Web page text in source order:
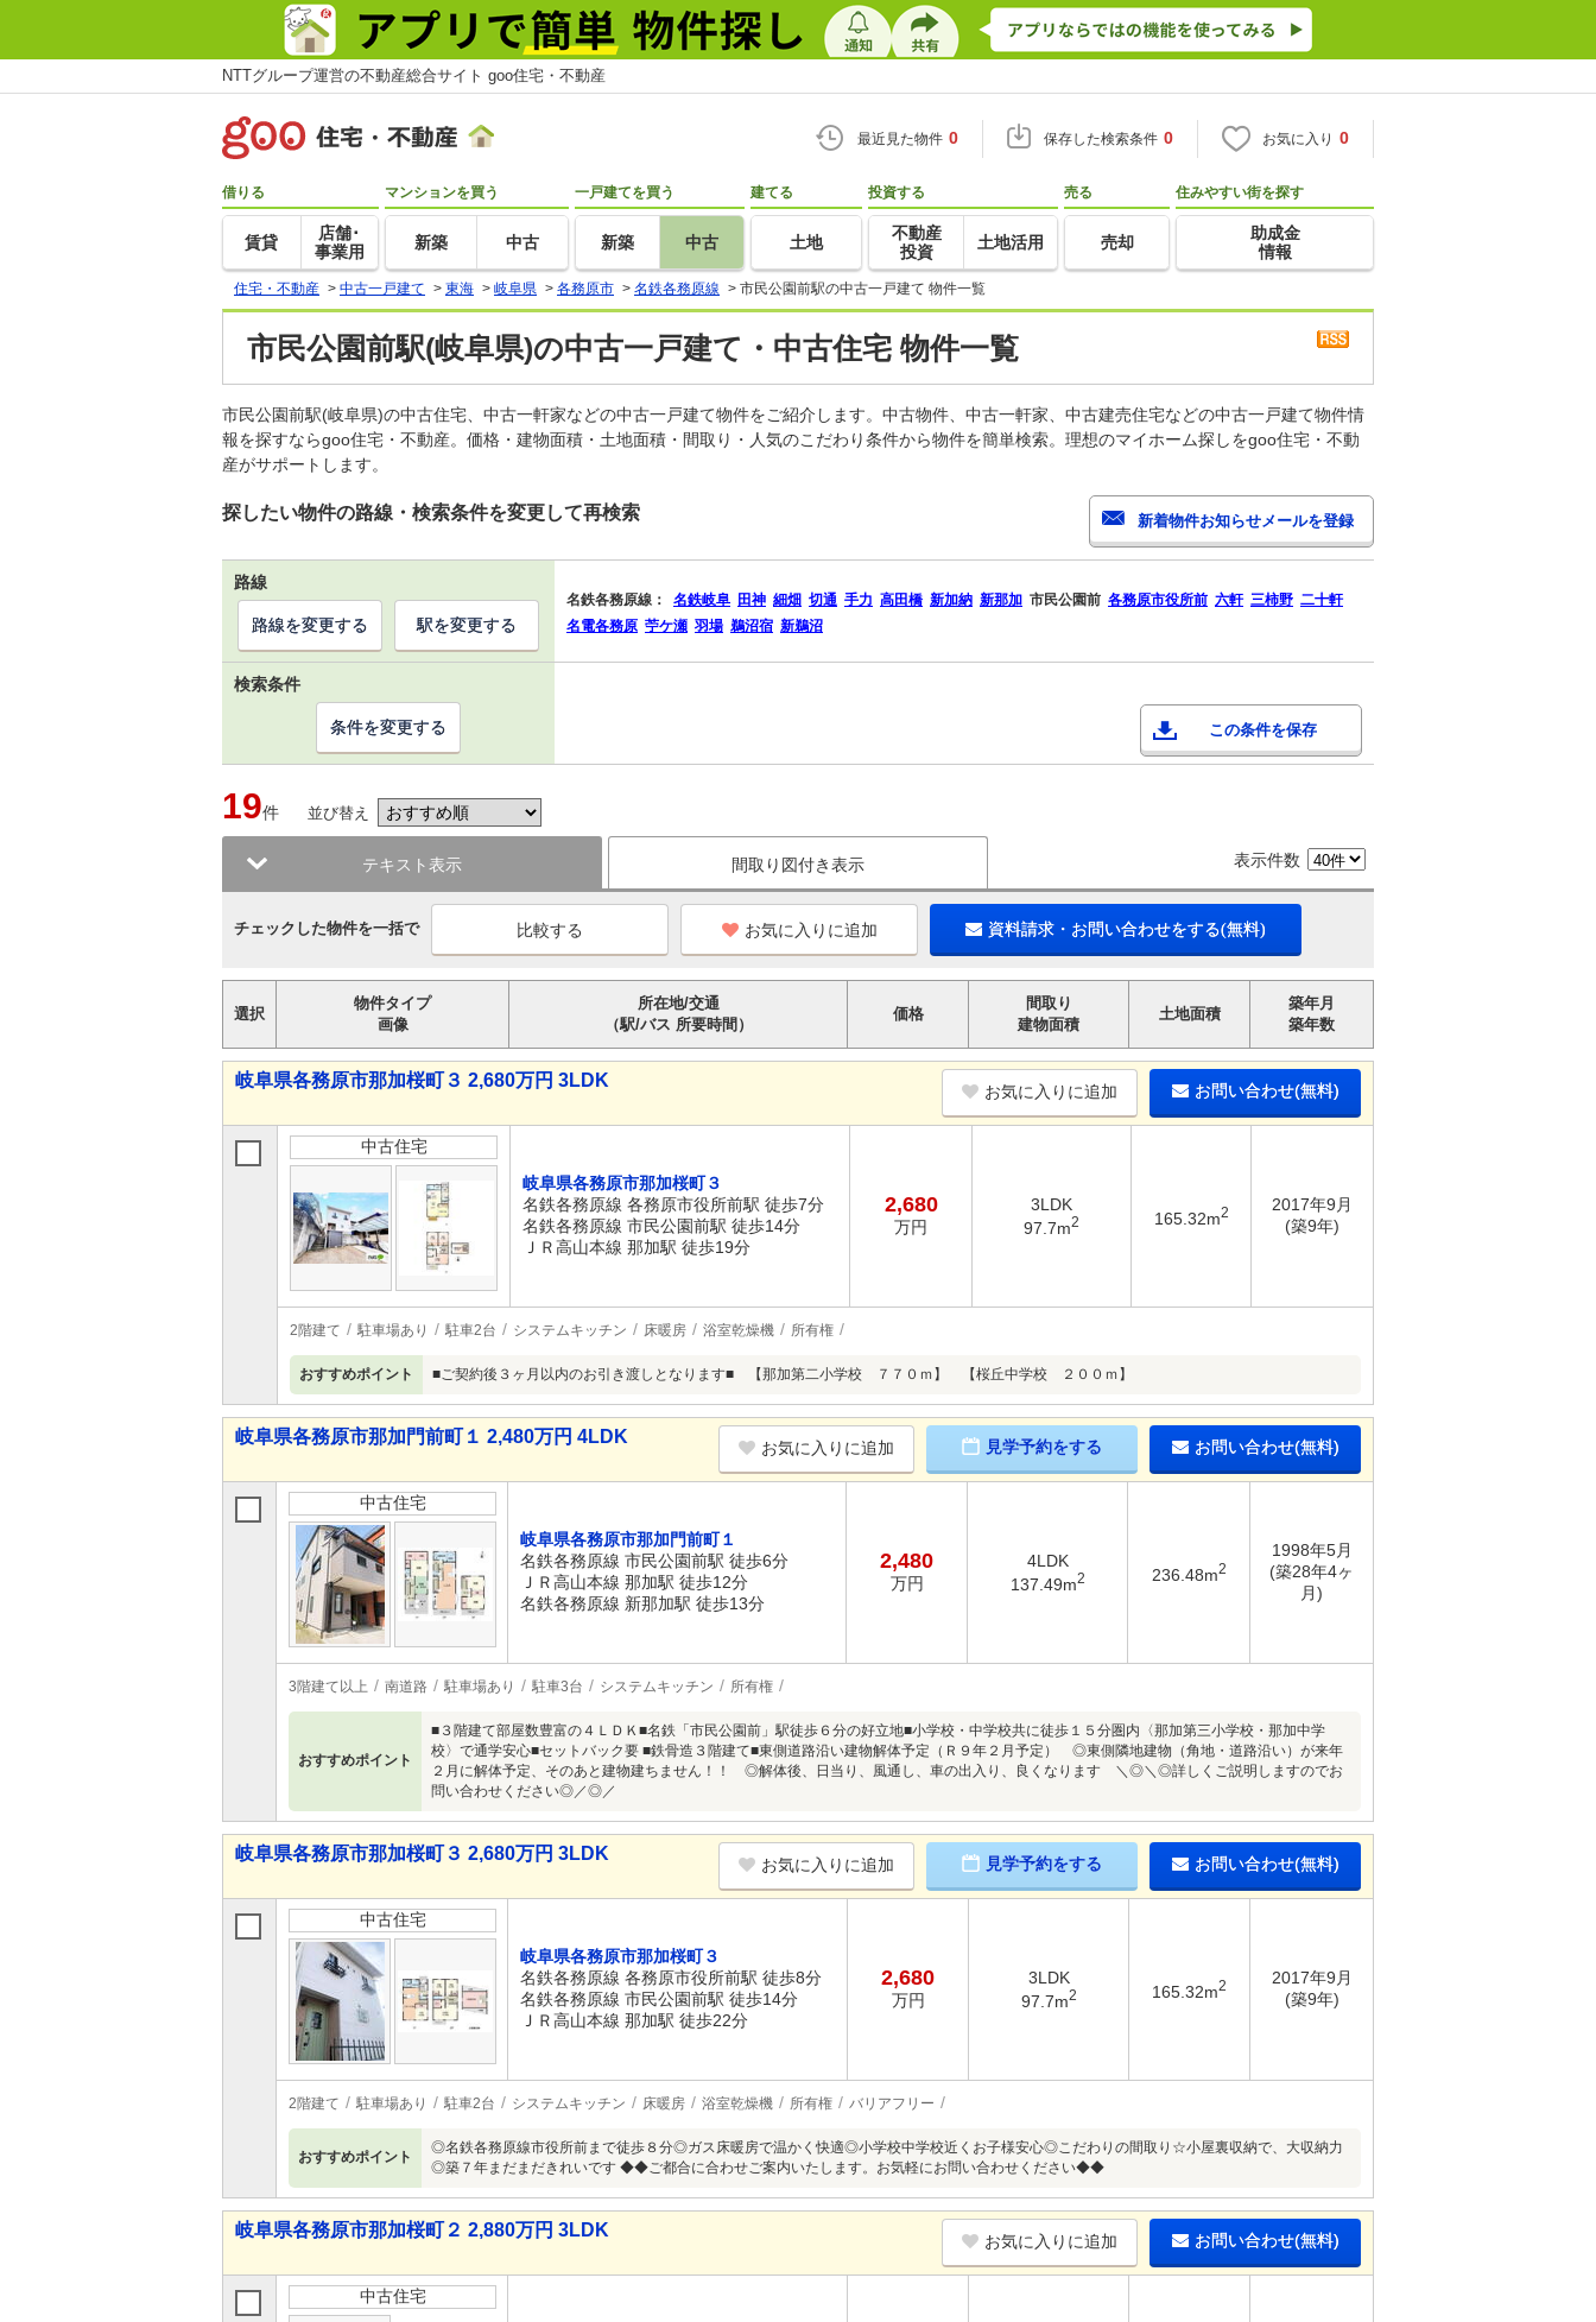
NTTグループ運営の不動産総合サイト goo住宅・不動産
最近見た物件 0 保存した検索条件 0 お気に入り 0
借りる
賃貸
店舗･
事業用
マンションを買う
新築 中古
一戸建てを買う
新築 中古
建てる
土地
投資する
不動産
投資
土地活用
売る
売却
住みやすい街を探す
助成金
情報
住宅・不動産 > 中古一戸建て > 東海 > 岐阜県 > 各務原市 > 名鉄各務原線 > 市民公園前駅の中古一戸建て 物件一覧
市民公園前駅(岐阜県)の中古一戸建て・中古住宅 物件一覧
市民公園前駅(岐阜県)の中古住宅、中古一軒家などの中古一戸建て物件をご紹介します。中古物件、中古一軒家、中古建売住宅などの中古一戸建て物件情
報を探すならgoo住宅・不動産。価格・建物面積・土地面積・間取り・人気のこだわり条件から物件を簡単検索。理想のマイホーム探しをgoo住宅・不動
産がサポートします。
探したい物件の路線・検索条件を変更して再検索
路線
名鉄各務原線： 名鉄岐阜 田神 細畑 切通 手力 高田橋 新加納 新那加 市民公園前 各務原市役所前 六軒 三柿野 二十軒
名電各務原 苧ケ瀬 羽場 鵜沼宿 新鵜沼
路線を変更する 駅を変更する
検索条件
この条件を保存
条件を変更する
19件 並び替え
テキスト表示 間取り図付き表示 表示件数
チェックした物件を一括で お気に入りに追加 資料請求・お問い合わせをする(無料)
選択
物件タイプ
画像
所在地/交通
（駅/バス 所要時間）
価格
間取り
建物面積
土地面積
築年月
築年数
岐阜県各務原市那加桜町３ 2,680万円 3LDK
お気に入りに追加 お問い合わせ(無料)
中古住宅
岐阜県各務原市那加桜町３
名鉄各務原線 各務原市役所前駅 徒歩7分
名鉄各務原線 市民公園前駅 徒歩14分
ＪＲ高山本線 那加駅 徒歩19分
2,680
万円
3LDK
97.7m2 165.32m2
2017年9月
(築9年)
2階建て 駐車場あり 駐車2台 システムキッチン 床暖房 浴室乾燥機 所有権
おすすめポイント ■ご契約後３ヶ月以内のお引き渡しとなります■ 【那加第二小学校 ７７０ｍ】 【桜丘中学校 ２００ｍ】
岐阜県各務原市那加門前町１ 2,480万円 4LDK
お気に入りに追加 見学予約をする お問い合わせ(無料)
中古住宅
岐阜県各務原市那加門前町１
名鉄各務原線 市民公園前駅 徒歩6分
ＪＲ高山本線 那加駅 徒歩12分
名鉄各務原線 新那加駅 徒歩13分
2,480
万円
4LDK
137.49m2 236.48m2
1998年5月
(築28年4ヶ
月)
3階建て以上 南道路 駐車場あり 駐車3台 システムキッチン 所有権
おすすめポイント
■３階建て部屋数豊富の４ＬＤＫ■名鉄「市民公園前」駅徒歩６分の好立地■小学校・中学校共に徒歩１５分圏内〈那加第三小学校・那加中学
校〉で通学安心■セットバック要 ■鉄骨造３階建て■東側道路沿い建物解体予定（Ｒ９年２月予定） ◎東側隣地建物（角地・道路沿い）が来年
２月に解体予定、そのあと建物建ちません！！ ◎解体後、日当り、風通し、車の出入り、良くなります ＼◎＼◎詳しくご説明しますのでお
問い合わせください◎／◎／
岐阜県各務原市那加桜町３ 2,680万円 3LDK
お気に入りに追加 見学予約をする お問い合わせ(無料)
中古住宅
岐阜県各務原市那加桜町３
名鉄各務原線 各務原市役所前駅 徒歩8分
名鉄各務原線 市民公園前駅 徒歩14分
ＪＲ高山本線 那加駅 徒歩22分
2,680
万円
3LDK
97.7m2 165.32m2
2017年9月
(築9年)
2階建て 駐車場あり 駐車2台 システムキッチン 床暖房 浴室乾燥機 所有権 バリアフリー
おすすめポイント
◎名鉄各務原線市役所前まで徒歩８分◎ガス床暖房で温かく快適◎小学校中学校近くお子様安心◎こだわりの間取り☆小屋裏収納で、大収納力
◎築７年まだまだきれいです ◆◆ご都合に合わせご案内いたします。お気軽にお問い合わせください◆◆
岐阜県各務原市那加桜町２ 2,880万円 3LDK
お気に入りに追加 お問い合わせ(無料)
中古住宅